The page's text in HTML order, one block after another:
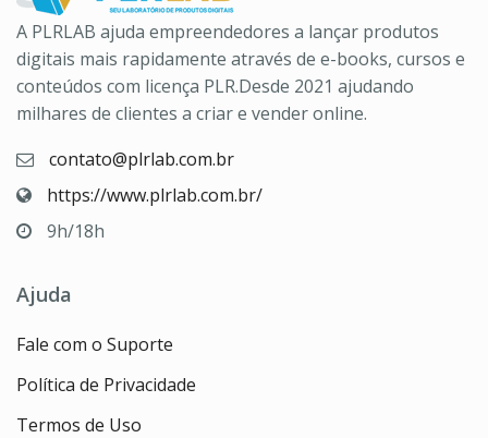
A PLRLAB ajuda empreendedores a lançar produtos
digitais mais rapidamente através de e-books, cursos e
conteúdos com licença PLR.Desde 2021 ajudando
milhares de clientes a criar e vender online.
contato@plrlab.com.br
https://www.plrlab.com.br/
9h/18h
Ajuda
Fale com o Suporte
Política de Privacidade
Termos de Uso